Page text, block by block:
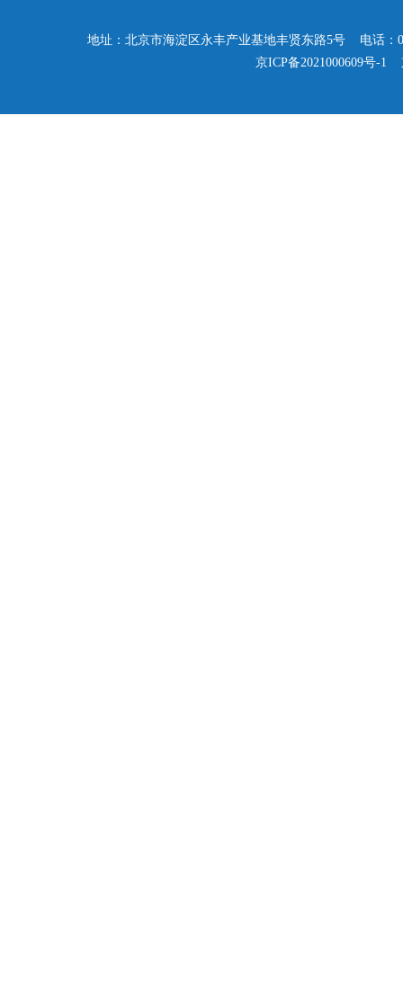
地址：北京市海淀区永丰产业基地丰贤东路5号 电话：
京ICP备2021000609号-1